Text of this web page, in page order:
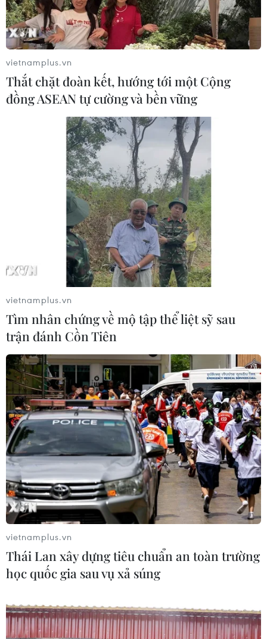
cứu bò và đồng cỏ Ba Vì và các tài liệu.
vietnamplus.vn
Thắt chặt đoàn kết, hướng tới một Cộng
đồng ASEAN tự cường và bền vững
vietnamplus.vn
Tìm nhân chứng về mộ tập thể liệt sỹ sau
trận đánh Cồn Tiên
vietnamplus.vn
Thái Lan xây dựng tiêu chuẩn an toàn trường
học quốc gia sau vụ xả súng